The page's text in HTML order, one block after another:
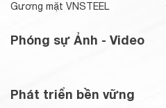
Gương mặt VNSTEEL
Phóng sự Ảnh - Video
Phát triển bền vững